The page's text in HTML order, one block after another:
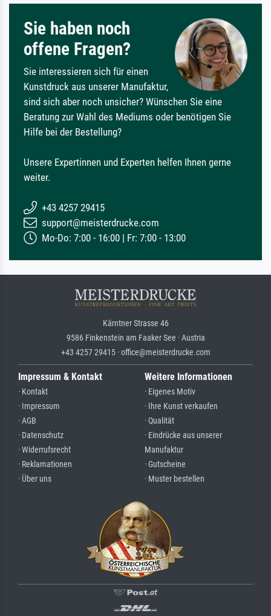
Sie haben noch
offene Fragen?
Sie interessieren sich für einen
Kunstdruck aus unserer Manufaktur,
sind sich aber noch unsicher? Wünschen Sie eine
Beratung zur Wahl des Mediums oder benötigen Sie
Hilfe bei der Bestellung?
Unsere Expertinnen und Experten helfen Ihnen gerne
weiter.
+43 4257 29415
support@meisterdrucke.com
Mo-Do: 7:00 - 16:00 | Fr: 7:00 - 13:00
Kärntner Strasse 46
9586 Finkenstein am Faaker See · Austria
+43 4257 29415 · office@meisterdrucke.com
Impressum & Kontakt
· Kontakt
· Impressum
· AGB
· Datenschutz
· Widerrufsrecht
· Reklamationen
· Über uns
Weitere Informationen
· Eigenes Motiv
· Ihre Kunst verkaufen
· Qualität
· Eindrücke aus unserer
Manufaktur
· Gutscheine
· Muster bestellen